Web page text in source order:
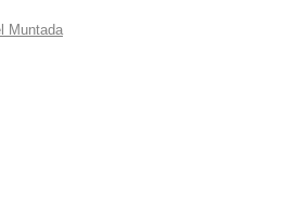
Muntada